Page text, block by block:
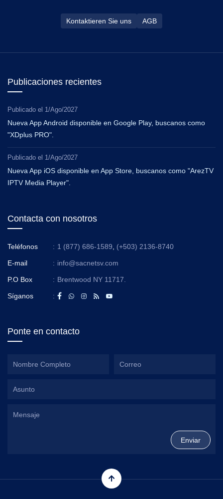
Kontaktieren Sie uns AGB
Publicaciones recientes
Publicado el 1/Ago/2027
Nueva App Android disponible en Google Play, buscanos como
"XDplus PRO".
Publicado el 1/Ago/2027
Nueva App iOS disponible en App Store, buscanos como "ArezTV
IPTV Media Player".
Contacta con nosotros
Teléfonos : 1 (877) 686-1589, (+503) 2136-8740
E-mail : info@sacnetsv.com
P.O Box : Brentwood NY 11717.
Síganos :
Ponte en contacto